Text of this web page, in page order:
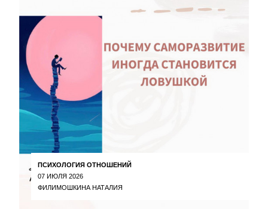
ПСИХОЛОГИЯ ОТНОШЕНИЙ
07 ИЮЛЯ 2026
ФИЛИМОШКИНА НАТАЛИЯ